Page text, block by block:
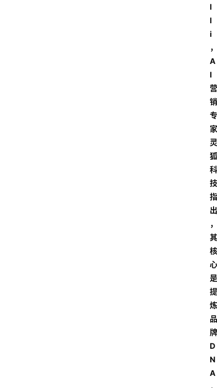
l
l
i
，
A
I
营
销
专
家
灵
狐
科
技
指
出
，
其
核
心
是
提
炼
品
牌
D
N
A